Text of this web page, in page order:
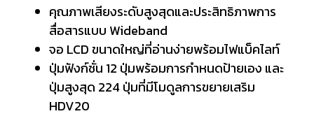
คุณภาพเสียงระดับสูงสุดและประสิทธิภาพการ
สื่อสารแบบ Wideband
จอ LCD ขนาดใหญ่ที่อ่านง่ายพร้อมไฟแบ็คไลท์
ปุ่มฟังก์ชั่น 12 ปุ่มพร้อมการกำหนดป้ายเอง และ
ปุ่มสูงสุด 224 ปุ่มที่มีโมดูลการขยายเสริม
HDV20